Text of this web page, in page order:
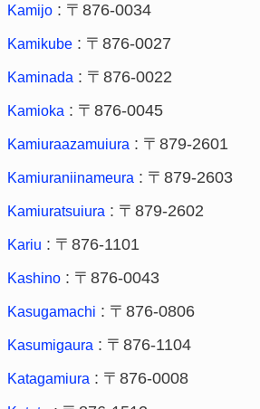
Kamijo : 〒876-0034
Kamikube : 〒876-0027
Kaminada : 〒876-0022
Kamioka : 〒876-0045
Kamiuraazamuiura : 〒879-2601
Kamiuraniinameura : 〒879-2603
Kamiuratsuiura : 〒879-2602
Kariu : 〒876-1101
Kashino : 〒876-0043
Kasugamachi : 〒876-0806
Kasumigaura : 〒876-1104
Katagamiura : 〒876-0008